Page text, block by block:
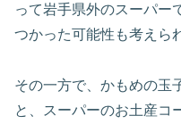
って岩手県外のスーパー
つかった可能性も考えら
その一方で、かもめの玉
と、スーパーのお土産コ